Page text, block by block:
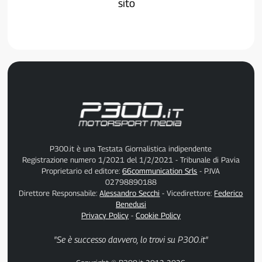
sito
P300.it è una Testata Giornalistica indipendente
Registrazione numero 1/2021 del 1/2/2021 - Tribunale di Pavia
Proprietario ed editore:66communication Srls - P.IVA
02798890188
Direttore Responsabile:Alessandro Secchi - Vicedirettore: Federico
Benedusi
Privacy Policy- Cookie Policy
"Se è successo davvero, lo trovi su P300.it"